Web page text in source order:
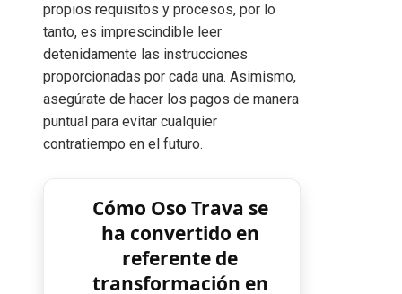
propios requisitos y procesos, por lo
tanto, es imprescindible leer
detenidamente las instrucciones
proporcionadas por cada una. Asimismo,
asegúrate de hacer los pagos de manera
puntual para evitar cualquier
contratiempo en el futuro.
Cómo Oso Trava se
ha convertido en
referente de
transformación en